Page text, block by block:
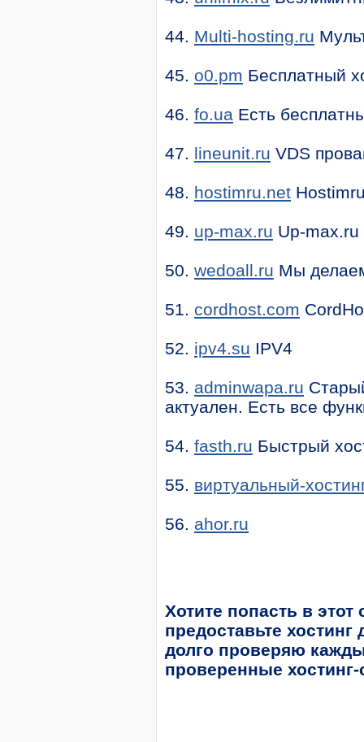
44. Multi-hosting.ru
45. o0.pm Бесплатный
46. fo.ua Есть
47. lineunit.ru VDS
48. hostimru.net
49. up-max.ru Up-max.ru
50. wedoall.ru Мы
51. cordhost.com
52. ipv4.su IPV4
53. adminwapa.ru
актуален. Есть все
54. fasth.ru Быстрый
55. виртуальный-
56. ahor.ru
Хотите попасть в
предоставьте
долго проверяю
проверенные